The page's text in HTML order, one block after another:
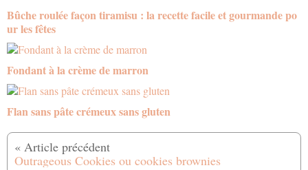
Bûche roulée façon tiramisu : la recette facile et gourmande po
ur les fêtes
Fondant à la crème de marron
Flan sans pâte crémeux sans gluten
Outrageous Cookies ou cookies brownies